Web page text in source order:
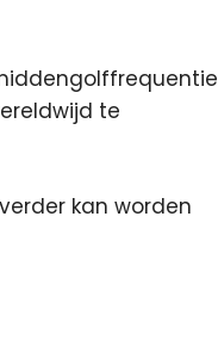
te
kan worden